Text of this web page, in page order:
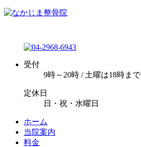
受付
9時～20時 / 土曜は18時まで
定休日
日・祝・水曜日
ホーム
当院案内
料金